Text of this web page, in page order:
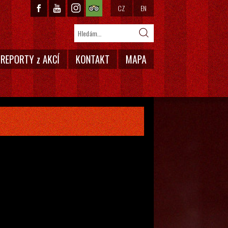
REPORTY z AKCÍ KONTAKT MAPA
CZ EN